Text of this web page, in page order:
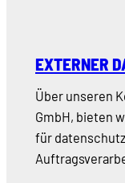
EXTERNER
Über unseren
GmbH, bieten
für